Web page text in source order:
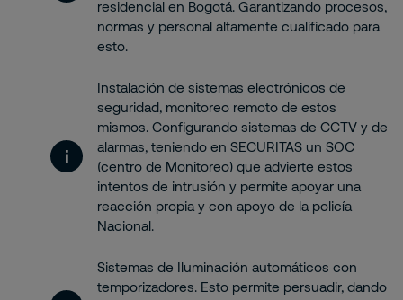
residencial en Bogotá. Garantizando procesos,
normas y personal altamente cualificado para
esto.
Instalación de sistemas electrónicos de
seguridad, monitoreo remoto de estos
mismos. Configurando sistemas de CCTV y de
alarmas, teniendo en SECURITAS un SOC
(centro de Monitoreo) que advierte estos
intentos de intrusión y permite apoyar una
reacción propia y con apoyo de la policía
Nacional.
Sistemas de Iluminación automáticos con
temporizadores. Esto permite persuadir, dando